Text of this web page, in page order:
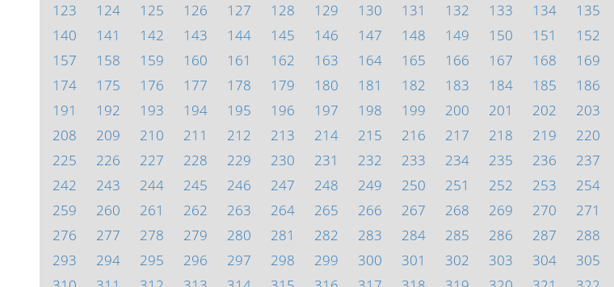
123
124 125 126 127 128 129 130 131 132 133 134 135
140
141 142 143 144 145 146 147 148 149 150 151 152
157
158 159 160 161 162 163 164 165 166 167 168 169
174
175 176 177 178 179 180 181 182 183 184 185 186
191
192 193 194 195 196 197 198 199 200 201 202 203
208
209 210 211 212 213 214 215 216 217 218 219 220
225
226 227 228 229 230 231 232 233 234 235 236 237
242
243 244 245 246 247 248 249 250 251 252 253 254
259
260 261 262 263 264 265 266 267 268 269 270 271
276
277 278 279 280 281 282 283 284 285 286 287 288
293
294 295 296 297 298 299 300 301 302 303 304 305